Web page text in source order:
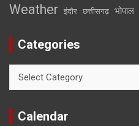
Weather इंदौर छत्तीसगढ़ भोपाल
Categories
Calendar